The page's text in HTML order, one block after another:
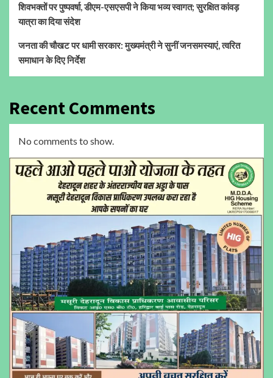
शिवभक्तों पर पुष्पवर्षा, डीएम-एसएसपी ने किया भव्य स्वागत; सुरक्षित कांवड़
यात्रा का दिया संदेश
जनता की चौखट पर धामी सरकार: मुख्यमंत्री ने सुनीं जनसमस्याएं, त्वरित
समाधान के दिए निर्देश
Recent Comments
No comments to show.